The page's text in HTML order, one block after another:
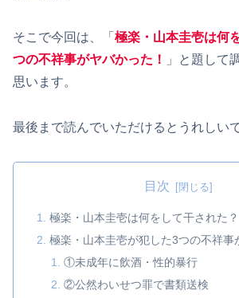
そこで今回は、「 極楽・山本圭壱は何
つの不祥事がヤバかった！
」と題して
思います。
最後まで読んでいただけるとうれしい
目次
極楽・山本圭壱は何をして干された？
極楽・山本圭壱が犯した3つの不祥事
①未成年に飲酒・性的暴行
②公然わいせつ罪で書類送検